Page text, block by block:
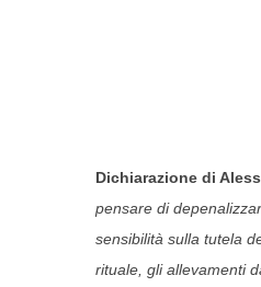
Dichiarazione di
pensare di
sensibilità sulla tutela
rituale, gli allevamenti